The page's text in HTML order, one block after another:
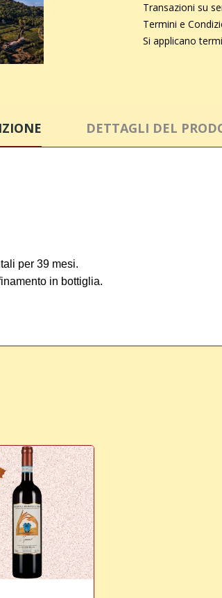
Transazioni su
Termini e
Si applicano
DETTAGLI DEL
per 39 mesi.
in bottiglia.